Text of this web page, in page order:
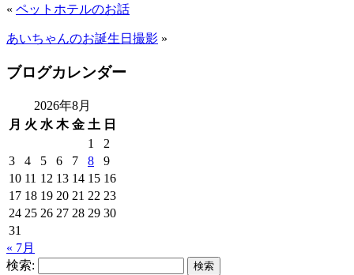
« ペットホテルのお話
あいちゃんのお誕生日撮影 »
ブログカレンダー
2026年8月
月 火 水 木 金 土 日
1
2
3
4 5 6 7 8
9
10 11 12 13 14 15 16
17 18 19 20 21 22 23
24 25 26 27 28 29 30
31
« 7月
検索: